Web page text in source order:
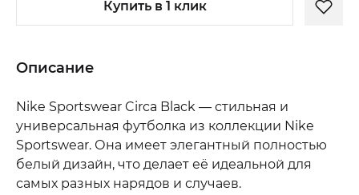
Купить в 1 клик
Описание
Nike Sportswear Circa Black — стильная и
универсальная футболка из коллекции Nike
Sportswear. Она имеет элегантный полностью
белый дизайн, что делает её идеальной для
самых разных нарядов и случаев.